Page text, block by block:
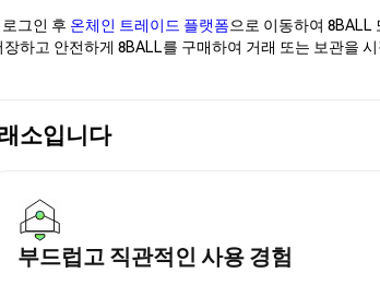
그인 후 온체인 트레이드 플랫폼으로 이동하여 8BALL
하고 안전하게 8BALL를 구매하여 거래 또는 보관을
소입니다
부드럽고 직관적인 사용 경험